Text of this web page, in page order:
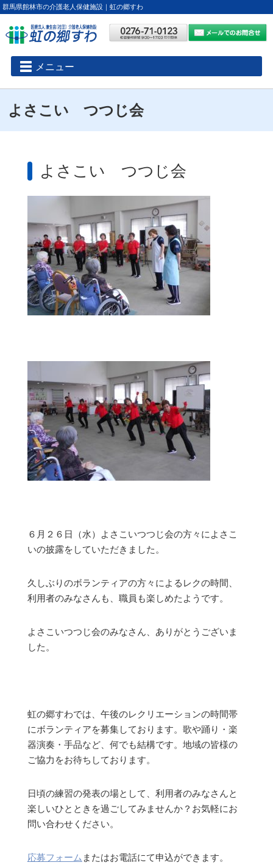
群馬県館林市の介護老人保健施設｜虹の郷すわ
メニュー
よさこい つつじ会
よさこい つつじ会
６月２６日（水）よさこいつつじ会の方々によさこ
いの披露をしていただきました。
久しぶりのボランティアの方々によるレクの時間、
利用者のみなさんも、職員も楽しめたようです。
よさこいつつじ会のみなさん、ありがとうございま
した。
虹の郷すわでは、午後のレクリエーションの時間帯
にボランティアを募集しております。歌や踊り・楽
器演奏・手品など、何でも結構です。地域の皆様の
ご協力をお待ちしております。
日頃の練習の発表の場として、利用者のみなさんと
楽しいひとときを過ごしてみませんか？お気軽にお
問い合わせください。
応募フォーム またはお電話にて申込ができます。